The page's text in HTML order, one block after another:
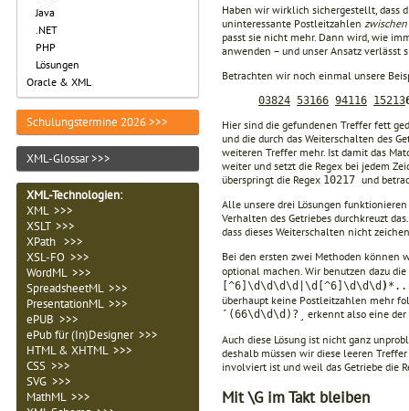
Java
.NET
PHP
Lösungen
Oracle & XML
Schulungstermine 2026 >>>
XML-Glossar >>>
XML-Technologien:
XML >>>
XSLT >>>
XPath >>>
XSL-FO >>>
WordML >>>
SpreadsheetML >>>
PresentationML >>>
ePUB >>>
ePub für (In)Designer >>>
HTML & XHTML >>>
CSS >>>
SVG >>>
MathML >>>
Haben wir wirklich sichergestellt, dass
uninteressante Postleitzahlen zwischen
passt sie nicht mehr. Dann wird, wie
anwenden – und unser Ansatz verlässt
Betrachten wir noch einmal unsere
03824 53166 94116 15213
Hier sind die gefundenen Treffer fett
und die durch das Weiterschalten des
weiteren Treffer mehr. Ist damit das
weiter und setzt die Regex bei jedem
überspringt die Regex 10217 und
Alle unsere drei Lösungen
Verhalten des Getriebes durchkreuzt
dass dieses Weiterschalten nicht
Bei den ersten zwei Methoden können
optional machen. Wir benutzen dazu
[^6]\d\d\d\d|\d[^6]\d\d\d )
überhaupt keine Postleitzahlen mehr
˹(66\d\d\d)?˼
erkennt also eine
Auch diese Lösung ist nicht ganz
deshalb müssen wir diese leeren
involviert ist und weil das Getriebe die
Mit \G im Takt bleiben